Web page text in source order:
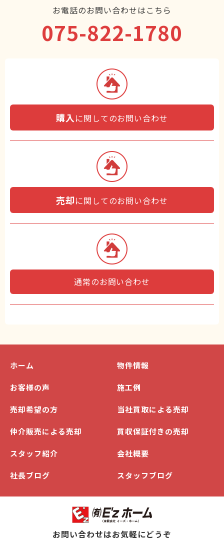
お電話のお問い合わせはこちら
075-822-1780
購入 に関してのお問い合わせ
売却に関してのお問い合わせ
通常のお問い合わせ
ホーム 物件情報
お客様の声 施工例
売却希望の方 当社買取による売却
仲介販売による売却 買収保証付きの売却
スタッフ紹介 会社概要
社長ブログ スタッフブログ
お問い合わせはお気軽にどうぞ